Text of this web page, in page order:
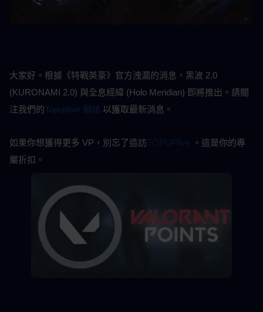
大家好。根據《特戰英豪》官方洩漏的消息，黑波 2.0
(KURONAMI 2.0) 與全息經緯 (Holo Meridian) 即將推出。請關
注我們的Topuplive 網誌 以獲取最新消息。
如果你想獲得更多 VP，別忘了造訪TOPUPlive 。這是你的專
屬折扣。